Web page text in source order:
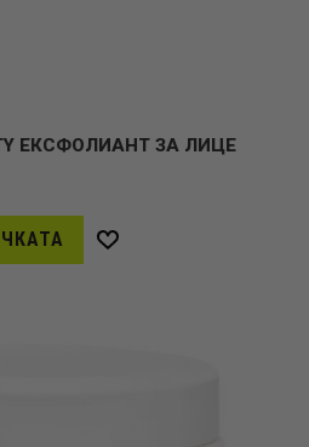
ЕКСФОЛИАНТ ЗА ЛИЦЕ
Добави